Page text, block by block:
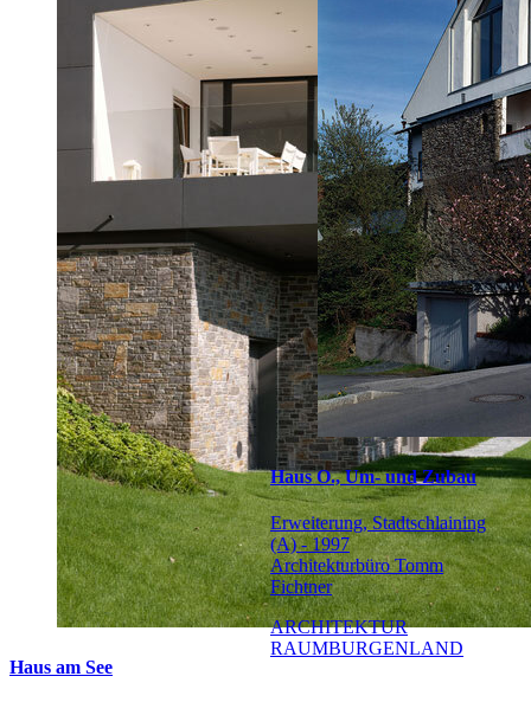
Haus am See
Haus O., Um- und Zubau
Erweiterung, Stadtschlaining
(A) - 1997
Architekturbüro Tomm
Fichtner
ARCHITEKTUR
RAUMBURGENLAND